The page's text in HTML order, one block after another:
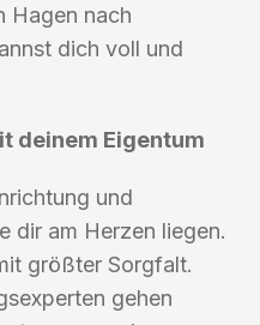
Hagen nach
dich voll und
deinem Eigentum
und
dir am Herzen liegen.
größter Sorgfalt.
gehen